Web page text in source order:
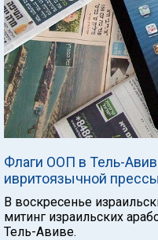
Флаги ООП в Тель-
ивритоязычной
В воскресенье
митинг израильских
Тель-Авиве.